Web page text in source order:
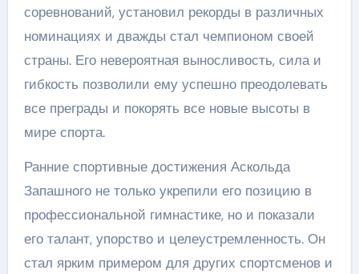
соревнований, установил рекорды в различных
номинациях и дважды стал чемпионом своей
страны. Его невероятная выносливость, сила и
гибкость позволили ему успешно преодолевать
все преграды и покорять все новые высоты в
мире спорта.
Ранние спортивные достижения Аскольда
Запашного не только укрепили его позицию в
профессиональной гимнастике, но и показали
его талант, упорство и целеустремленность. Он
стал ярким примером для других спортсменов и